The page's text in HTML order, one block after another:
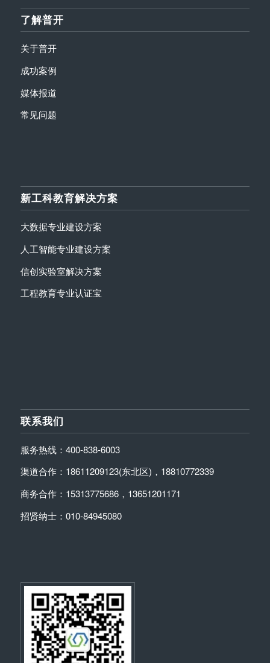
了解普开
关于普开
成功案例
媒体报道
常见问题
新工科教育解决方案
大数据专业建设方案
人工智能专业建设方案
信创实验室解决方案
工程教育专业认证宝
联系我们
服务热线：400-838-6003
渠道合作：18611209123(东北区)，18810772339
商务合作：15313775686，13651201171
招贤纳士：010-84945080